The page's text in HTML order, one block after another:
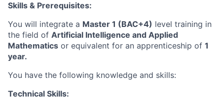
Skills & Prerequisites:
You will integrate a Master 1 (BAC+4) level training in
the field of Artificial Intelligence and Applied
Mathematics or equivalent for an apprenticeship of 1
year.
You have the following knowledge and skills:
Technical Skills: